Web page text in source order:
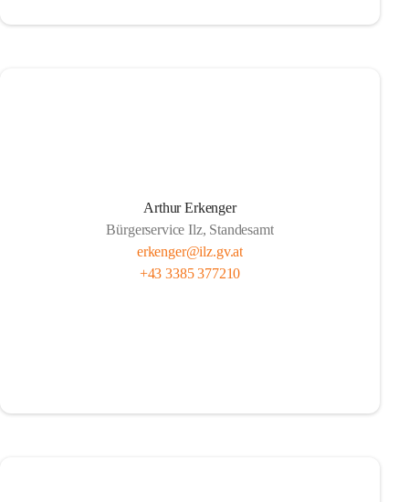
Arthur Erkenger
Bürgerservice Ilz, Standesamt
erkenger@ilz.gv.at
+43 3385 377210